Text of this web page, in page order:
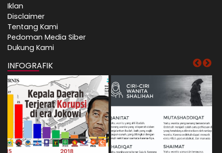
Iklan
Disclaimer
Tentang Kami
Pedoman Media Siber
Dukung Kami
INFOGRAFIK